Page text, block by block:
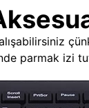
parmak izi